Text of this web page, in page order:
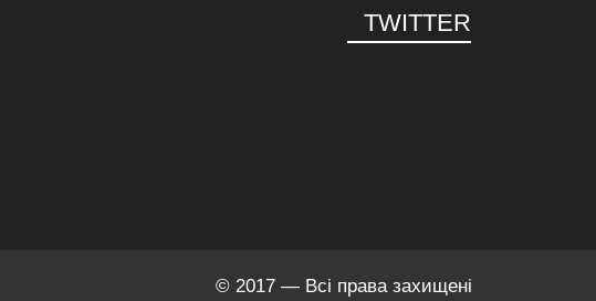
TWITTER
© 2017 — Всі права захищені